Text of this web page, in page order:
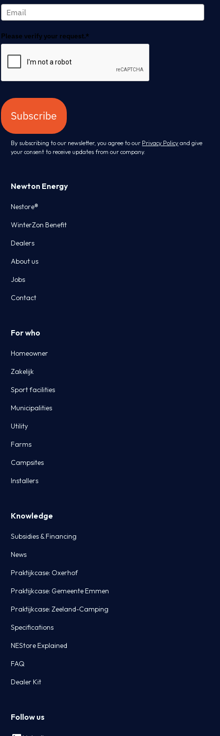
Please verify your request.*
Subscribe
By subscribing to our newsletter, you agree to our Privacy Policy and give
your consent to receive updates from our company.
Newton Energy
Nestore®
WinterZon Benefit
Dealers
About us
Jobs
Contact
For who
Homeowner
Zakelijk
Sport facilities
Municipalities
Utility
Farms
Campsites
Installers
Knowledge
Subsidies & Financing
News
Praktijkcase: Oxerhof
Praktijkcase: Gemeente Emmen
Praktijkcase: Zeeland-Camping
Specifications
NEStore Explained
FAQ
Dealer Kit
Follow us